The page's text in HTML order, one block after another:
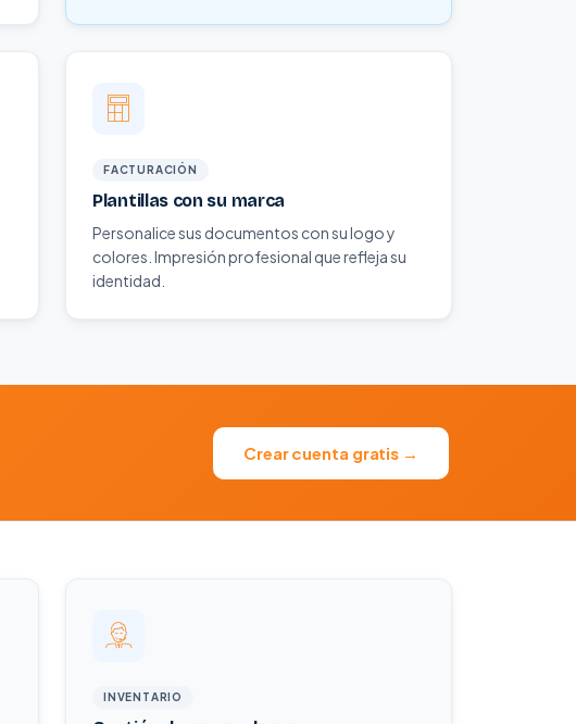
FACTURACIÓN
Plantillas con su marca
Personalice sus documentos con su logo y
colores. Impresión profesional que refleja su
identidad.
Crear cuenta gratis →
INVENTARIO